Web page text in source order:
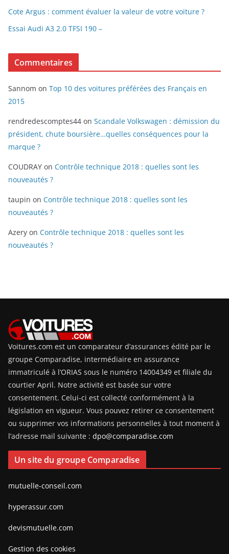
Cote Argus : comment évaluer la valeur de votre voiture ?
Essai Audi A3 2.0 TFSI 190 –
Commentaires
Sannom on Top 10 des voitures préférées des Français en
2015
rendredescomptes44 on Scandale Volkswagen : démission du
président, chute boursière…quelles conséquences pour la
marque ?
COUDRAY on Contrôle technique 2018 : quelles sont les
nouveautés ?
taupin on Contrôle technique 2018 : quelles sont les
nouveautés ?
Azery on Contrôle technique 2018 : quelles sont les
nouveautés ?
Voitures.com est un comparateur d’assurances édité par le
groupe Comparadise, intermédiaire en assurance
immatriculé à l’ORIAS sous le numéro 14004349 et filiale du
courtier April. Notre activité est basée sur votre
consentement. Celui-ci est collecté conformément à la
législation en vigueur. Vous pouvez retirer ce consentement
ou supprimer vos informations personnelles à tout moment à
l’adresse mail suivante : dpo@comparadise.com
Un site du groupe Comparadise
mutuelle-conseil.com
hyperassur.com
devismutuelle.com
Gestion des cookies